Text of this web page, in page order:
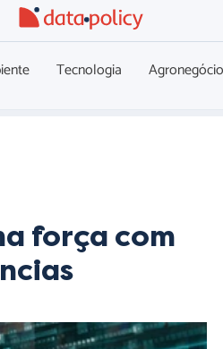
Tecnologia Agronegócio
força com